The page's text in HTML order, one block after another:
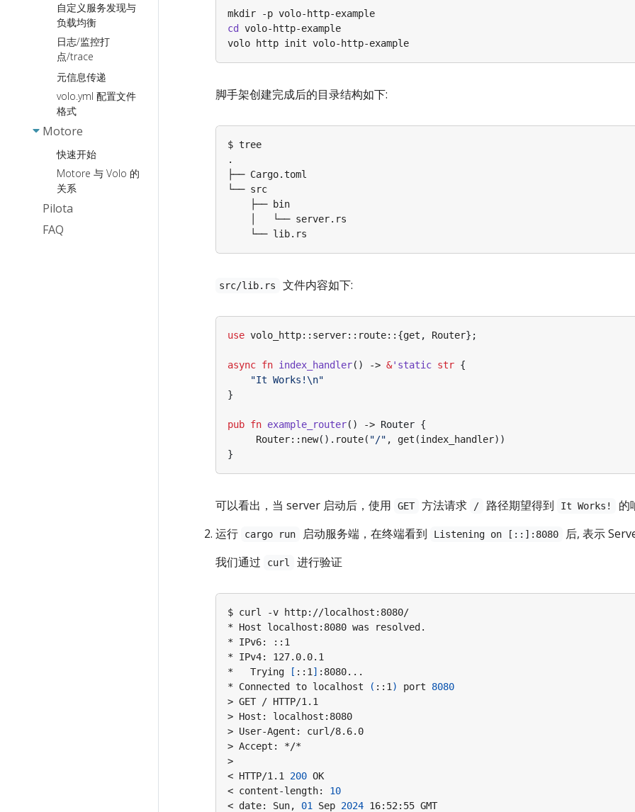
自定义服务发现与
负载均衡
日志/监控打
点/trace
元信息传递
volo.yml 配置文件
格式
Motore
快速开始
Motore 与 Volo 的
关系
Pilota
FAQ
cd
脚手架创建完成后的目录结构如下:
src/lib.rs 文件内容如下:
use volo_http:: server:: route:: {get , Router};
async fn index_handler() -> &'static str {
"It Works!\n"
}
pub fn example_router() -> Router {
Router:: new(). route( "/" , get (index_handler))
}
可以看出，当 server 启动后，使用 GET 方法请求 / 路径期望得到 It Works!
的
运行
cargo run 启动服务端，在终端看到 Listening on [::]:8080
后, 表示
我们通过
curl 进行验证
*   Trying
[ ::1 ]
* Connected to localhost
( ::1 ) port 8080
< HTTP/1.1 200
< content-length: 10
< date: Sun, 01 Sep 2024